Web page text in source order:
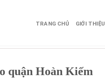
TRANG CHỦ GIỚI THIỆU
quận Hoàn Kiếm